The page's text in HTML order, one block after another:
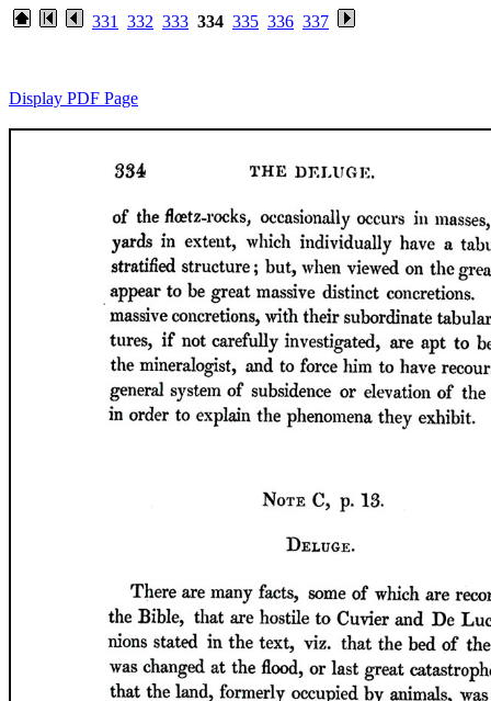
331 332 333 334 335 336 337
Display PDF Page